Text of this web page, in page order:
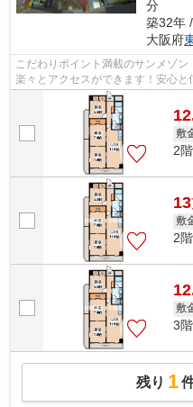
分
築32年
大阪府
こだわりポイント満載のサンメゾ
楽々とアクセスができます！安心
レベーター付き物件は、幅広い方に
敷
2
13
敷
2
敷
3
残り 1